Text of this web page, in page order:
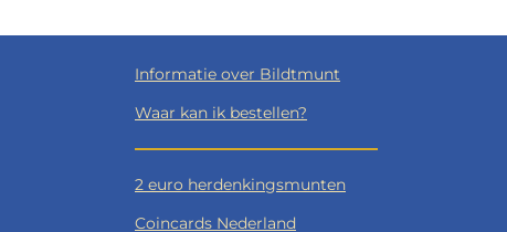
Informatie over Bildtmunt
Waar kan ik bestellen?
2 euro herdenkingsmunten
Coincards Nederland